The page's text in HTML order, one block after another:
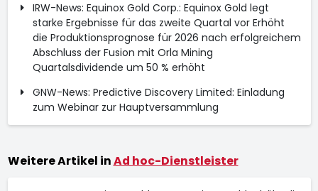
IRW-News: Equinox Gold Corp.: Equinox Gold legt
starke Ergebnisse für das zweite Quartal vor Erhöht
die Produktionsprognose für 2026 nach erfolgreichem
Abschluss der Fusion mit Orla Mining
Quartalsdividende um 50 % erhöht
GNW-News: Predictive Discovery Limited: Einladung
zum Webinar zur Hauptversammlung
Weitere Artikel inAd hoc-Dienstleister